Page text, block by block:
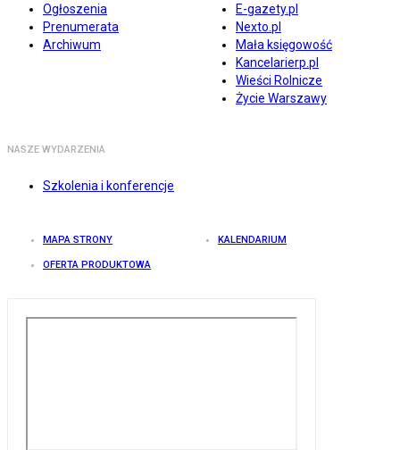
Ogłoszenia
Prenumerata
Archiwum
E-gazety.pl
Nexto.pl
Mała księgowość
Kancelarierp.pl
Wieści Rolnicze
Życie Warszawy
NASZE WYDARZENIA
Szkolenia i konferencje
MAPA STRONY KALENDARIUM
OFERTA PRODUKTOWA